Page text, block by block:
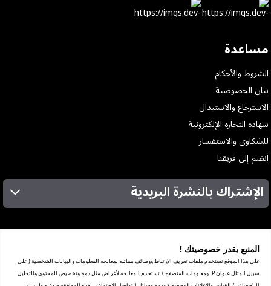
المنيع يقدر خصوصيتك !
على هذا الموقع نستخدم ملفات تعريف الإرتباط ووظائف مماثله لمعالجه المعلومات والبيانات الشخصية ( على
سبيل المثال عنوان IP ومعلومات المتصفح ). تستخدم المعالجه لأغراض مثل دمج وتخصيص المحتوى والتحليل
مساعدة
الشروط والأحكام
بيان الخصوصية
الاسترجاع والاستبدال
شهاده التجاره الإلكترونية
للشكاوى والاستفسار
انضم إلى فريقنا
الإشتراك بالنشرة البريدية
المعارض
شهادة ضريبة القيمة المضافة